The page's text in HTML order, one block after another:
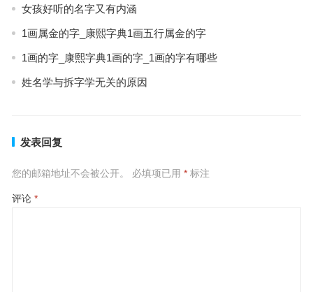
女孩好听的名字又有内涵
1画属金的字_康熙字典1画五行属金的字
1画的字_康熙字典1画的字_1画的字有哪些
姓名学与拆字学无关的原因
发表回复
您的邮箱地址不会被公开。 必填项已用 *标注
评论 *